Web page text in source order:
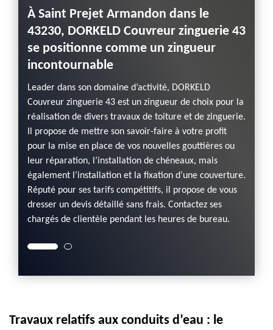
À Saint Prejet Armandon dans le
43230, DORKELD Couvreur zinguerie 43
se positionne comme un zingueur
incontournable
Leader dans son domaine d’activité, DORKELD
Couvreur zinguerie 43 est un zingueur de choix pour la
réalisation de divers travaux de toiture et de zinguerie.
Il propose de mettre son savoir-faire à votre profit
pour la mise en place de vos nouvelles gouttières ou
leur réparation, l’installation de chéneaux, mais
également l’installation et la fixation d’une couverture.
Réputé pour ses tarifs compétitifs, il propose de vous
dresser un devis détaillé sans frais. Contactez ses
chargés de clientèle pendant les heures de bureau.
Travaux relatifs aux conduits d’eau : le